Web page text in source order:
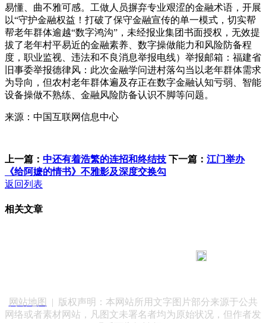
易懂、曲不雅可感。工做人员摒弃专业艰涩的金融术语，开展
以“守护金融权益！打破了保守金融宣传的单一模式，切实帮
帮老年群体逾越“数字鸿沟”，未经报业集团书面授权，无效提
拔了老年村平易近的金融素养、数字操做能力和风险防备程
度，职业监视、违法和不良消息举报电线）举报邮箱：福建省
旧事委举报德律风：此次金融学问进村落勾当以老年群体需求
为导向，但农村老年群体遍及存正在数字金融认知亏弱、智能
设备操做不熟练、金融风险防备认识不脚等问题。
来源：中国互联网信息中心
上一篇： 中还有着浩繁的连招和终结技 下一篇： 江门举办
《给阿嬷的情书》不雅影及深度交换勾
返回列表
相关文章
网站地图
| 版权声明：本网站所用文字图片部分来源于公共
网络或者素材网站，凡图文未署名者均为原始状况，但作者发